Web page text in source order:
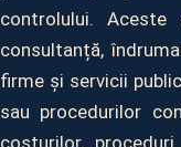
controlului.
consultanță,
firme și servicii
sau procedurilor
costurilor,